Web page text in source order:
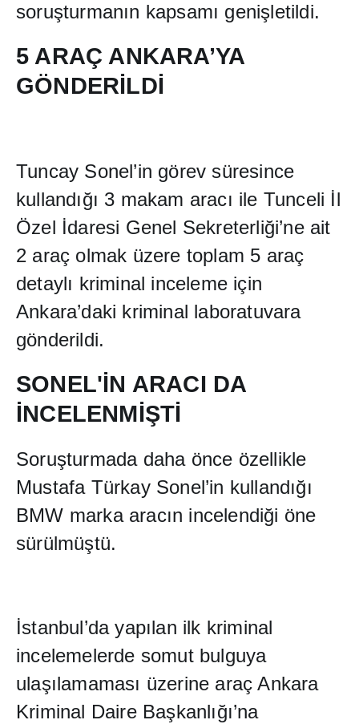
soruşturmanın kapsamı genişletildi.
5 ARAÇ ANKARA’YA
GÖNDERİLDİ
Tuncay Sonel’in görev süresince
kullandığı 3 makam aracı ile Tunceli İl
Özel İdaresi Genel Sekreterliği’ne ait
2 araç olmak üzere toplam 5 araç
detaylı kriminal inceleme için
Ankara’daki kriminal laboratuvara
gönderildi.
SONEL'İN ARACI DA
İNCELENMİŞTİ
Soruşturmada daha önce özellikle
Mustafa Türkay Sonel’in kullandığı
BMW marka aracın incelendiği öne
sürülmüştü.
İstanbul’da yapılan ilk kriminal
incelemelerde somut bulguya
ulaşılamaması üzerine araç Ankara
Kriminal Daire Başkanlığı’na